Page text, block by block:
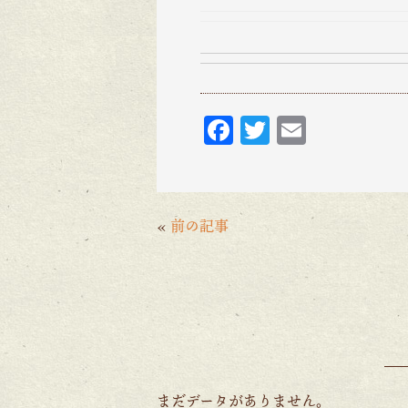
F
ac
eb
o
T
w
itt ai
l
« 前の記事
まだデータがありません。